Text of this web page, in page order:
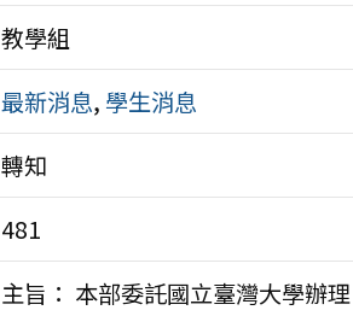
教學組
最新消息, 學生消息
轉知
481
主旨： 本部委託國立臺灣大學辦